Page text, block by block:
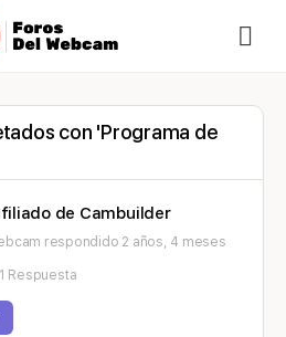
con 'Programa de
de Cambuilder
respondido 2 años, 4 meses
1 Respuesta